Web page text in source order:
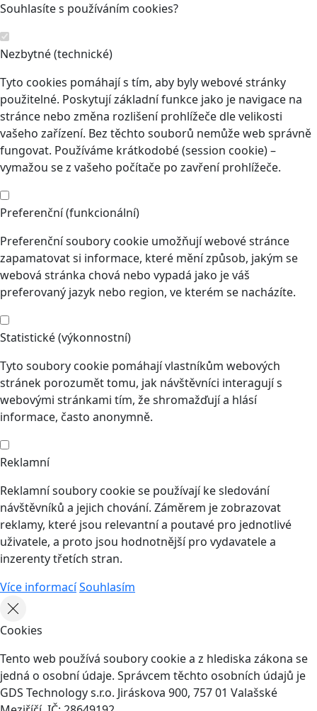
Souhlasíte s používáním cookies?
Nezbytné (technické)
Tyto cookies pomáhají s tím, aby byly webové stránky
použitelné. Poskytují základní funkce jako je navigace na
stránce nebo změna rozlišení prohlížeče dle velikosti
vašeho zařízení. Bez těchto souborů nemůže web správně
fungovat. Používáme krátkodobé (session cookie) –
vymažou se z vašeho počítače po zavření prohlížeče.
Preferenční (funkcionální)
Preferenční soubory cookie umožňují webové stránce
zapamatovat si informace, které mění způsob, jakým se
webová stránka chová nebo vypadá jako je váš
preferovaný jazyk nebo region, ve kterém se nacházíte.
Statistické (výkonnostní)
Tyto soubory cookie pomáhají vlastníkům webových
stránek porozumět tomu, jak návštěvníci interagují s
webovými stránkami tím, že shromažďují a hlásí
informace, často anonymně.
Reklamní
Reklamní soubory cookie se používají ke sledování
návštěvníků a jejich chování. Záměrem je zobrazovat
reklamy, které jsou relevantní a poutavé pro jednotlivé
uživatele, a proto jsou hodnotnější pro vydavatele a
inzerenty třetích stran.
Více informacíSouhlasím
Cookies
Tento web používá soubory cookie a z hlediska zákona se
jedná o osobní údaje. Správcem těchto osobních údajů je
GDS Technology s.r.o. Jiráskova 900, 757 01 Valašské